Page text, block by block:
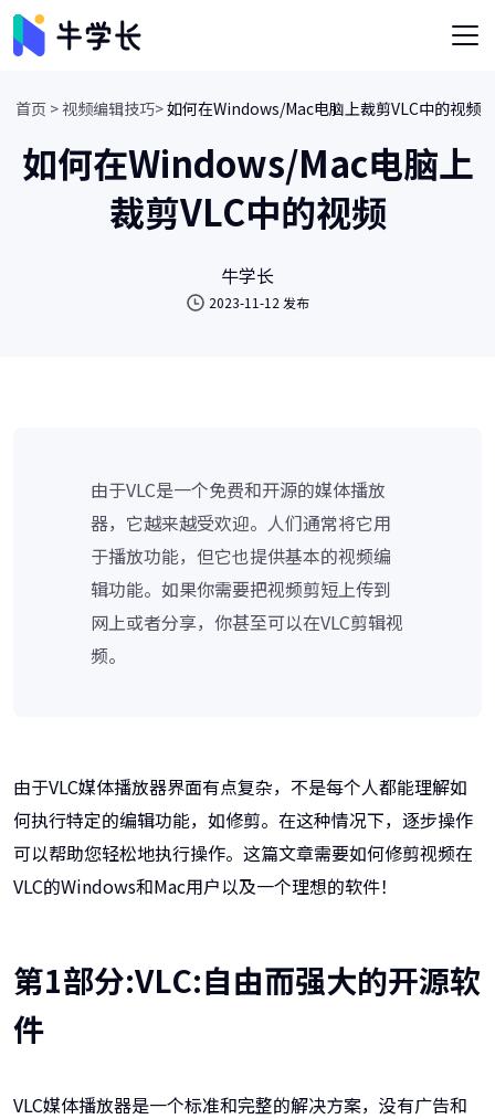
首页 >视频编辑技巧>如何在Windows/Mac电脑上裁剪VLC中的视频
如何在Windows/Mac电脑上
裁剪VLC中的视频
牛学长
2023-11-12 发布
由于VLC是一个免费和开源的媒体播放
器，它越来越受欢迎。人们通常将它用
于播放功能，但它也提供基本的视频编
辑功能。如果你需要把视频剪短上传到
网上或者分享，你甚至可以在VLC剪辑视
频。
由于VLC媒体播放器界面有点复杂，不是每个人都能理解如
何执行特定的编辑功能，如修剪。在这种情况下，逐步操作
可以帮助您轻松地执行操作。这篇文章需要如何修剪视频在
VLC的Windows和Mac用户以及一个理想的软件！
第1部分:VLC:自由而强大的开源软
件
VLC媒体播放器是一个标准和完整的解决方案，没有广告和